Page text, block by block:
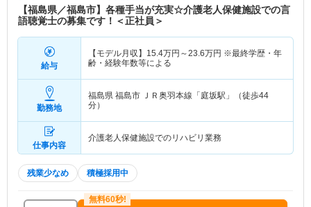
【福島県／福島市】各種手当が充実☆介護老人保健施設での言
語聴覚士の募集です！＜正社員＞
給与
【モデル月収】 15.4万円～23.6万円 ※最終学歴・年
齢・経験年数等による
勤務地
福島県 福島市 ＪＲ奥羽本線「庭坂駅」（徒歩44
分）
仕事内容
介護老人保健施設でのリハビリ業務
残業少なめ 積極採用中